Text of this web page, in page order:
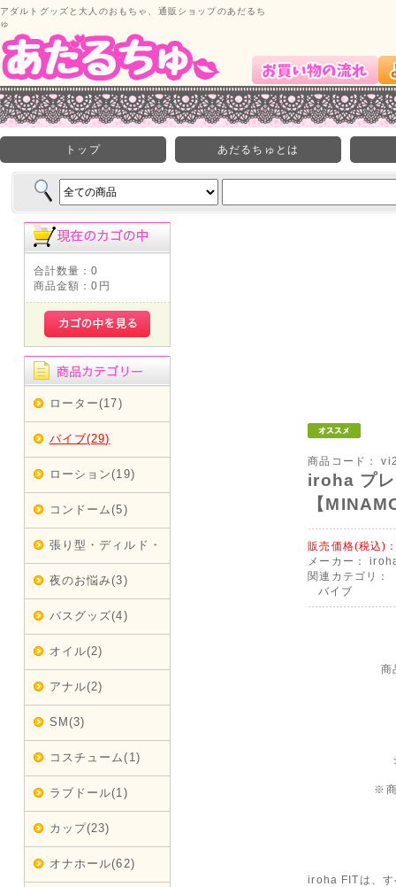
アダルトグッズと大人のおもちゃ、通販ショップのあだるち
ゅ
トップ あだるちゅとは
合計数量：0
商品金額：0円
ローター(17)
バイブ(29)
ローション(19)
コンドーム(5)
張り型・ディルド・
ベニバン(1)
夜のお悩み(3)
バスグッズ(4)
オイル(2)
アナル(2)
SM(3)
コスチューム(1)
ラブドール(1)
カップ(23)
オナホール(62)
商品コード：
iroha プレ
【
販売価格(税込)
メーカー：
関連カテゴリ：
バイブ
商
※商
iroha FITは、す